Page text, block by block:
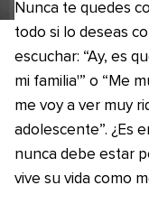
Nunca te quedes
todo si lo deseas
escuchar: “Ay, es
mi familia'” o “Me
me voy a ver muy
adolescente”. ¿Es
nunca debe estar
vive su vida como